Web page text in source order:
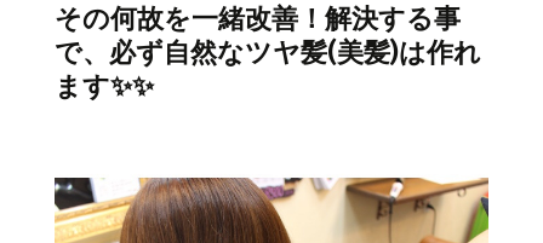
その何故を一緒改善！解決する事
で、必ず自然なツヤ髪(美髪)は作れ
ます✨✨